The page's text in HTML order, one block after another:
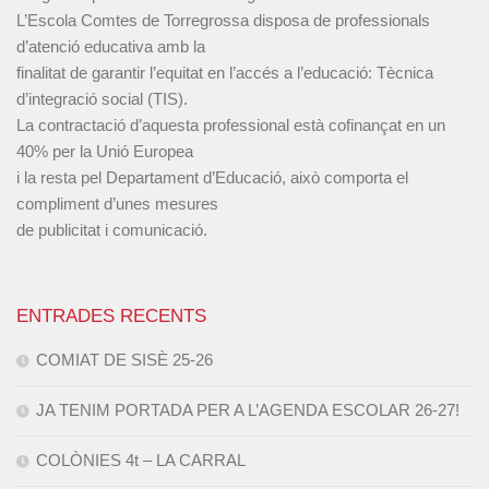
L’Escola Comtes de Torregrossa disposa de professionals
d’atenció educativa amb la
finalitat de garantir l’equitat en l’accés a l’educació: Tècnica
d’integració social (TIS).
La contractació d’aquesta professional està cofinançat en un
40% per la Unió Europea
i la resta pel Departament d’Educació, això comporta el
compliment d’unes mesures
de publicitat i comunicació.
ENTRADES RECENTS
COMIAT DE SISÈ 25-26
JA TENIM PORTADA PER A L’AGENDA ESCOLAR 26-27!
COLÒNIES 4t – LA CARRAL